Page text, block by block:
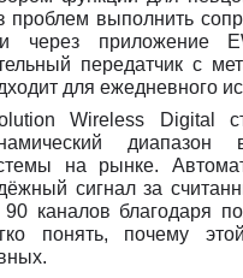
проблем выполнить
через приложение
передатчик с
для ежедневного
Wireless Digital
на рынке.
сигнал за
каналов благодаря
понять, почему